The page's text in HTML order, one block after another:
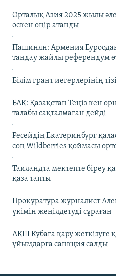
Орталық Азия 2025 жылы
өскен өңір атанды
Пашинян: Армения
таңдау жайлы референдум
Білім грант иегерлерінің
БАҚ: Қазақстан Теңіз кен
талабы сақталмаған дейді
Ресейдің Екатеринбург
соң Wildberries қоймасы
Таиландта мектепте біреу
қаза тапты
Прокуратура журналист
үкімін жеңілдетуді сұраған
АҚШ Кубаға қару жеткізуге
ұйымдарға санкция салды